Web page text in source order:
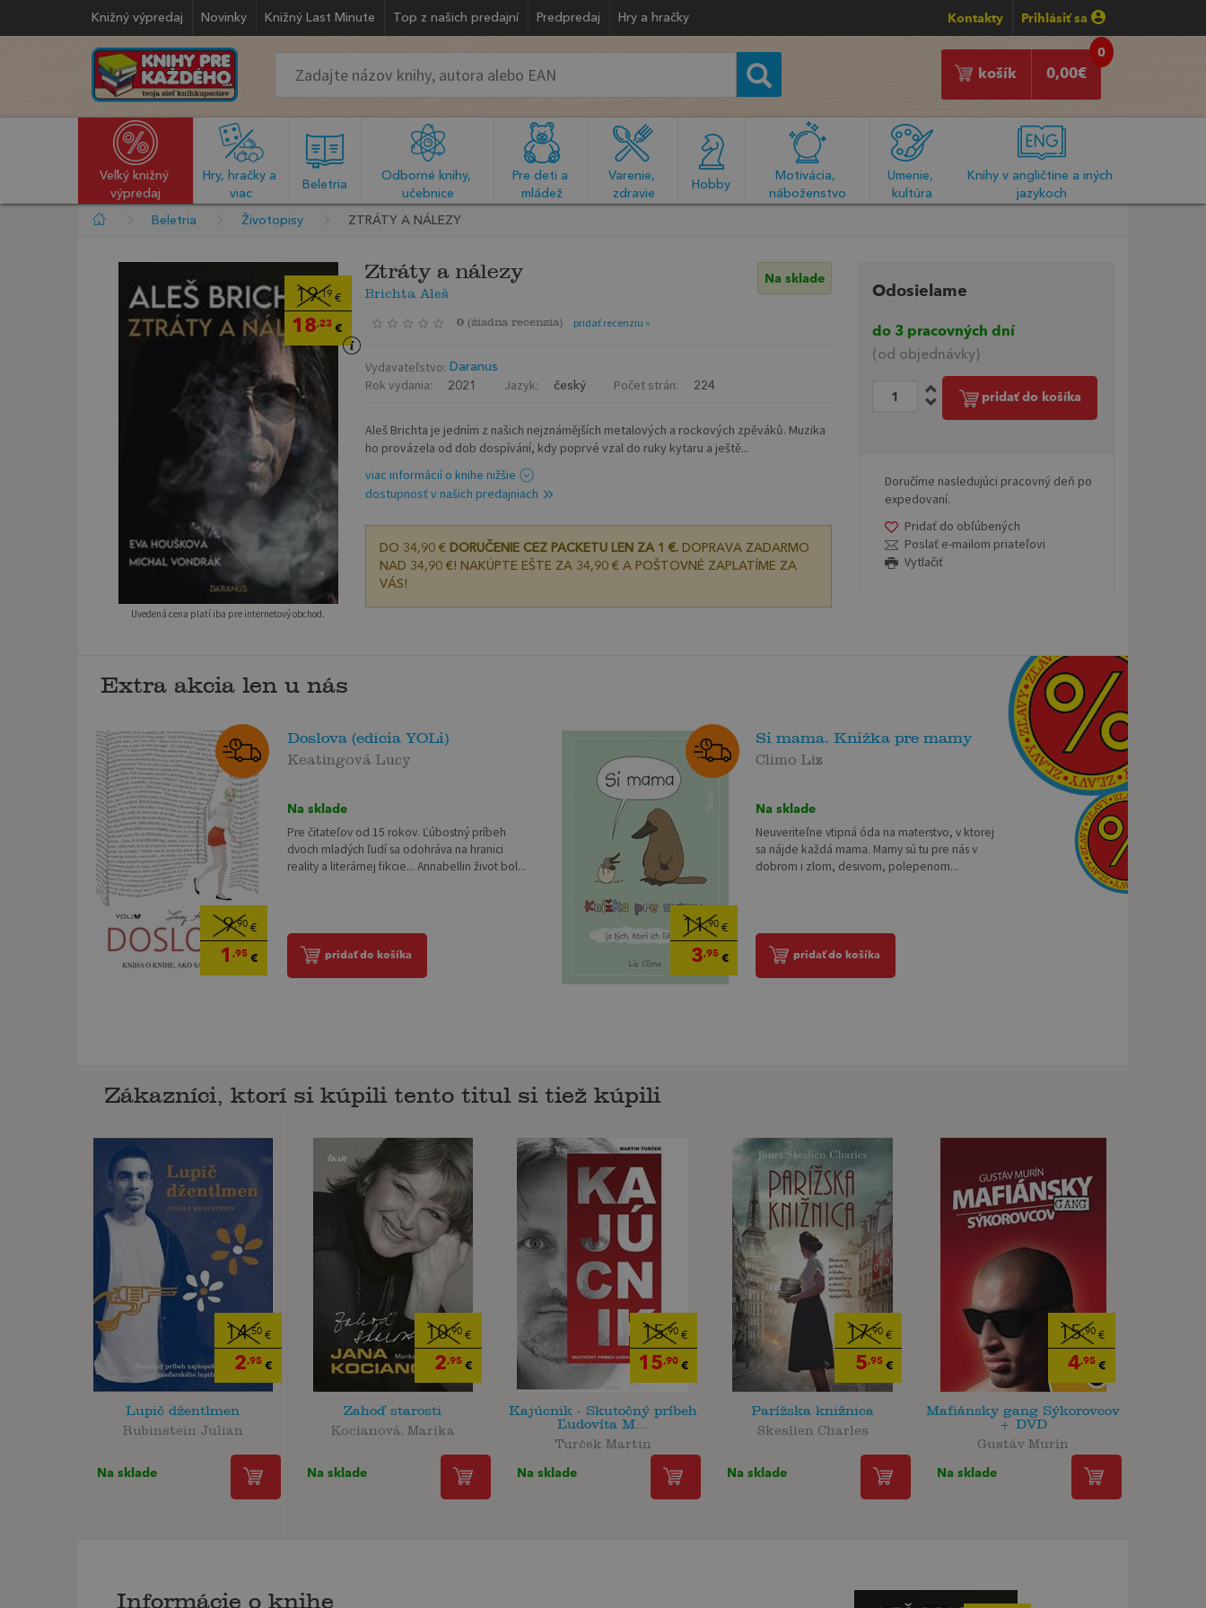
Knižný výpredaj Novinky Knižný Last Minute Top z našich predajní Predpredaj Hry a hračky Kontakty Prihlásiť sa
0
0,00€
košík
Veľký knižný
výpredaj
Hry, hračky a
viac
Beletria
Odborné knihy,
učebnice
Pre deti a
mládež
Varenie,
zdravie
Hobby
Motivácia,
náboženstvo
Umenie,
kultúra
Knihy v angličtine a iných
jazykoch
Beletria Životopisy ZTRÁTY A NÁLEZY
19,19 €
18,23 €
Uvedená cena platí iba pre internetový obchod.
Ztráty a nálezy
Brichta Aleš
Na sklade
0 (žiadna recenzia) pridať recenziu »
Vydavateľstvo: Daranus
Rok vydania: 2021 Jazyk: český Počet strán: 224
Aleš Brichta je jedním z našich nejznámějších metalových a rockových zpěváků. Muzika
ho provázela od dob dospívání, kdy poprvé vzal do ruky kytaru a ještě...
viac informácií o knihe nižšie
dostupnosť v našich predajniach
DO 34,90 € DORUČENIE CEZ PACKETU LEN ZA 1 €.DOPRAVA ZADARMO
NAD 34,90 €! NAKÚPTE EŠTE ZA 34,90 € A POŠTOVNÉ ZAPLATÍME ZA
VÁS!
Odosielame
do 3 pracovných dní
(od objednávky)
pridať do košíka
Doručíme nasledujúci pracovný deň po
expedovaní.
Pridať do obľúbených
Poslať e-mailom priateľovi
Vytlačiť
Extra akcia len u nás
9,90 €
1 ,95 €
Doslova (edícia YOLi)
Keatingová Lucy
Na sklade
Pre čitateľov od 15 rokov. Ľúbostný príbeh
dvoch mladých ľudí sa odohráva na hranici
reality a literárnej fikcie... Annabellin život bol...
pridať do košíka
11,90€
3,95€
Si mama. Knižka pre mamy
Climo Liz
Na sklade
Neuveriteľne vtipná óda na materstvo, v ktorej
sa nájde každá mama. Mamy sú tu pre nás v
dobrom i zlom, desivom, polepenom...
pridať do košíka
Zákazníci, ktorí si kúpili tento titul si tiež kúpili
14,50 €
2,95 €
Lupič džentlmen
Rubinstein Julian
Na sklade
10,90 €
2,95 €
Zahoď starosti
Kocianová, Marika
Na sklade
15,90€
15,90€
Kajúcnik - Skutočný príbeh
Ľudovíta M...
Turček Martin
Na sklade
17,90€
5,95€
Parížska knižnica
Skeslien Charles
Na sklade
15,90 €
4,95 €
Mafiánsky gang Sýkorovcov
+ DVD
Gustáv Murín
Na sklade
Informácie o knihe